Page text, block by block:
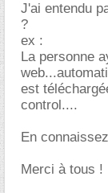
J'ai entendu
?
ex :
La personne
est
control....
En
Merci à tous !